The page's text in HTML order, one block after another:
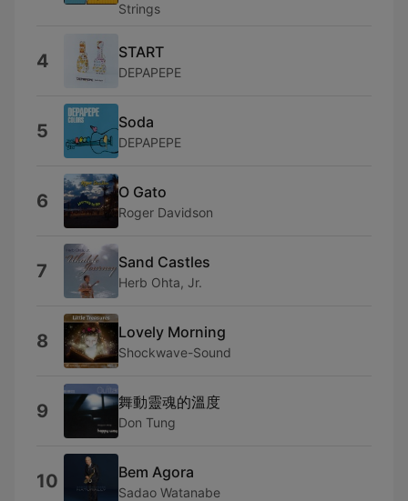
Strings
4 START
DEPAPEPE
5 Soda
DEPAPEPE
6 O Gato
Roger Davidson
7 Sand Castles
Herb Ohta, Jr.
8 Lovely Morning
Shockwave-Sound
9 舞動靈魂的溫度
Don Tung
10 Bem Agora
Sadao Watanabe